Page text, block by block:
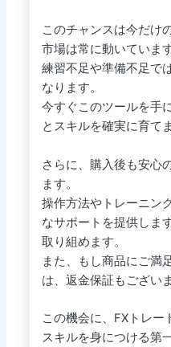
このチャンスは今だけ
市場は常に動いています
練習不足や準備不足で
なります。
今すぐこのツールを手
とスキルを確実に育て
さらに、購入後も安心
ます。
操作方法やトレーニン
なサポートを提供しま
取り組めます。
また、もし商品にご満
は、返金保証もございま
この機会に、FXトレー
スキルを身につける第